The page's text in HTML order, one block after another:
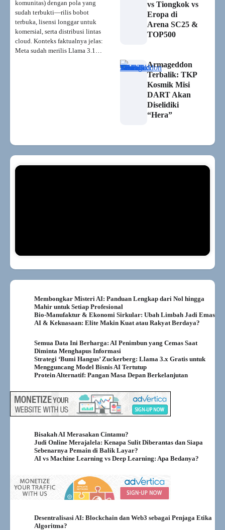
komunitas) dengan pola yang
sudah terbukti—rilis bobot
terbuka, lisensi longgar untuk
komersial, serta distribusi lintas
cloud. Konteks faktualnya jelas:
Meta sudah merilis Llama 3.1…
vs Tiongkok vs
Eropa di
Arena SC25 &
TOP500
Armageddon
Terbalik: TKP
Kosmik Misi
DART Akan
Diselidiki
“Hera”
Membongkar Misteri AI: Panduan Lengkap dari Nol hingga
Mahir untuk Setiap Profesional
Bio-Manufaktur & Ekonomi Sirkular: Ubah Limbah Jadi Emas
AI & Kekuasaan: Elite Makin Kuat atau Rakyat Berdaya?
Semua Data Ini Berharga: AI Penimbun yang Cemas Saat
Diminta Menghapus Informasi
Strategi ‘Bumi Hangus’ Zuckerberg: Llama 3.x Gratis untuk
Mengguncang Model Bisnis AI Tertutup
Protein Alternatif: Pangan Masa Depan Berkelanjutan
Bisakah AI Merasakan Cintamu?
Judi Online Merajalela: Kenapa Sulit Diberantas dan Siapa
Sebenarnya Pemain di Balik Layar?
AI vs Machine Learning vs Deep Learning: Apa Bedanya?
Desentralisasi AI: Blockchain dan Web3 sebagai Penjaga Etika
Algoritma?